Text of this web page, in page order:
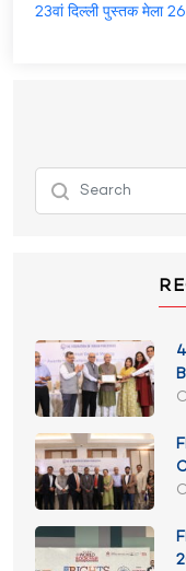
23वां दिल्ली पुस्तक मेला